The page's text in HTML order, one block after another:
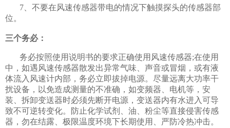
7、不要在风速传感器带电的情况下触摸探头的传感器部
位。
三个务必：
务必按照使用说明书的要求正确使用风速传感器;在使用
中，如遇风速传感器散发出异常气味、声音或冒烟，或有液
体流入风速计内部，务必立即拔掉电源。尽量远离大功率干
扰设备，以免造成测量的不准确，如变频器、电机等，安
装、拆卸变送器时必须先断开电源，变送器内有水进入可导
致不可逆转变化。防止化学试剂、油、粉尘等直接侵害传感
器，勿在结露、极限温度环境下长期使用、严防冷热冲击。